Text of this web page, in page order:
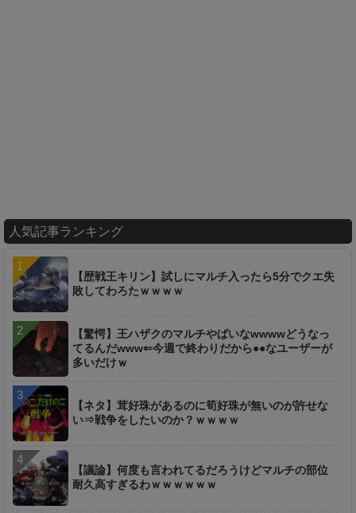
人気記事ランキング
【歴戦王キリン】試しにマルチ入ったら5分でクエ失
敗してわろたｗｗｗｗ
【驚愕】王ハザクのマルチやばいなwwwwどうなっ
てるんだwww⇐今週で終わりだから●●なユーザーが
多いだけｗ
【ネタ】茸好珠があるのに筍好珠が無いのが許せな
い⇒戦争をしたいのか？ｗｗｗｗ
【議論】何度も言われてるだろうけどマルチの部位
耐久高すぎるわｗｗｗｗｗｗ